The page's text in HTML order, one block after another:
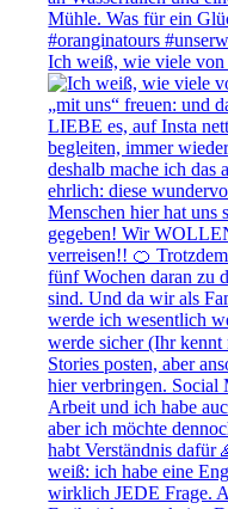
Ich weiß, wie viele von